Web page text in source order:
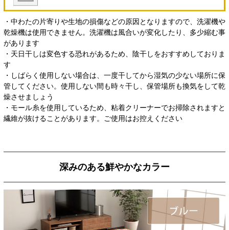
・中わたの片寄りや生地の損傷などの原因となりますので、洗濯機や
乾燥機は使用できません。洗濯機は風合いが変化したり、多少縮む事
があります
・天日干しは変色する恐れがあるため、陰干しをおすすめしておりま
す
・しばらく使用しない場合は、一度干してから湿気の少ない場所に保
管してください。使用しない間も時々干し、保管場所も換気をして乾
燥させましょう
・モール糸を使用しているため、粘着クリーナーでお掃除されますと
繊維が抜けることがあります。ご使用はお控えください
深みのある鮮やかなカラー